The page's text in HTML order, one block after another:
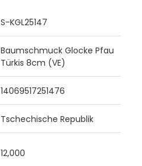
S-KGL25147
Baumschmuck Glocke Pfau
Türkis 8cm (VE)
14069517251476
Tschechische Republik
12,000